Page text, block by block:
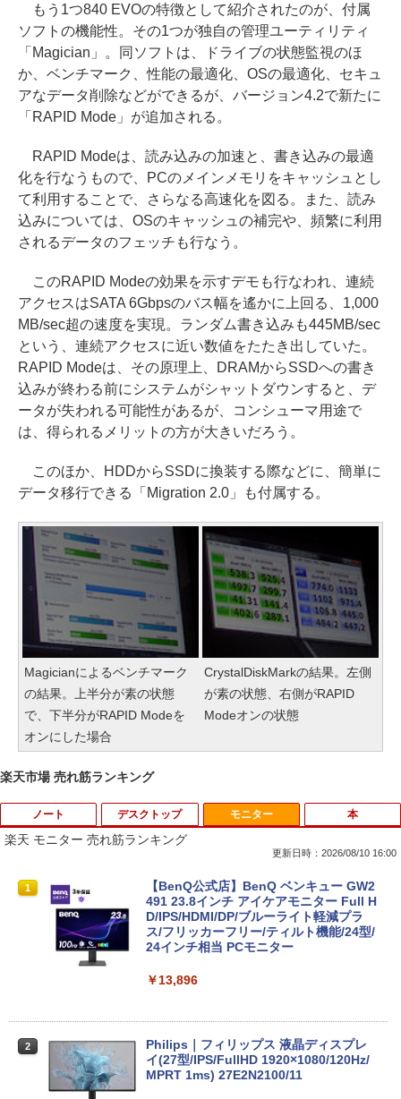
もう1つ840 EVOの特徴として紹介されたのが、付属
ソフトの機能性。その1つが独自の管理ユーティリティ
「Magician」。同ソフトは、ドライブの状態監視のほ
か、ベンチマーク、性能の最適化、OSの最適化、セキュ
アなデータ削除などができるが、バージョン4.2で新たに
「RAPID Mode」が追加される。
RAPID Modeは、読み込みの加速と、書き込みの最適
化を行なうもので、PCのメインメモリをキャッシュとし
て利用することで、さらなる高速化を図る。また、読み
込みについては、OSのキャッシュの補完や、頻繁に利用
されるデータのフェッチも行なう。
このRAPID Modeの効果を示すデモも行なわれ、連続
アクセスはSATA 6Gbpsのバス幅を遙かに上回る、1,000
MB/sec超の速度を実現。ランダム書き込みも445MB/sec
という、連続アクセスに近い数値をたたき出していた。
RAPID Modeは、その原理上、DRAMからSSDへの書き
込みが終わる前にシステムがシャットダウンすると、デ
ータが失われる可能性があるが、コンシューマ用途で
は、得られるメリットの方が大きいだろう。
このほか、HDDからSSDに換装する際などに、簡単に
データ移行できる「Migration 2.0」も付属する。
Magicianによるベンチマーク
の結果。上半分が素の状態
で、下半分がRAPID Modeを
オンにした場合
CrystalDiskMarkの結果。左側
が素の状態、右側がRAPID
Modeオンの状態
楽天市場 売れ筋ランキング
ノート
1
【新品】Windows11 ノートパソコン off
ice付き 15.6インチワイド液晶 フルHD I
ntel Pentium GOLD 6500Y メモリ12GB
新品SSD256GB USB3.0 HDMI 日本語配
列キーボード【NC15】
￥39,800
2
中古｜DELL Alienware Aurora R5｜Cor
e i7｜メモリ8GB｜SSD256GB＋HDD1T
B｜最新 Windows 11 Pro｜Office｜Ge
デスクトップ
1
【訳あり品】中古パソコン | NEC | Mate
MKM30B-4 | Windows11 | デスクトップ
| 一年保証 | 第8世代 | Core i5 8500 3.0
(〜最大4.1)GHz | MEM:8GB | SSD:256G
B(NVMe) | DVD-ROM | 無線LAN:あり |
中古パソコン | NEC | Mate MRL36L-5 |
Windows11 | デスクトップ | 一年保証 |
モニター
楽天 モニター 売れ筋ランキング
更新日時：2026/08/10 16:00
1
【BenQ公式店】BenQ ベンキュー GW2
491 23.8インチ アイケアモニター Full H
D/IPS/HDMI/DP/ブルーライト軽減プラ
ス/フリッカーフリー/ティルト機能/24型/
24インチ相当 PCモニター
￥13,896
2
Philips｜フィリップス 液晶ディスプレ
イ(27型/IPS/FullHD 1920×1080/120Hz/
MPRT 1ms) 27E2N2100/11
本